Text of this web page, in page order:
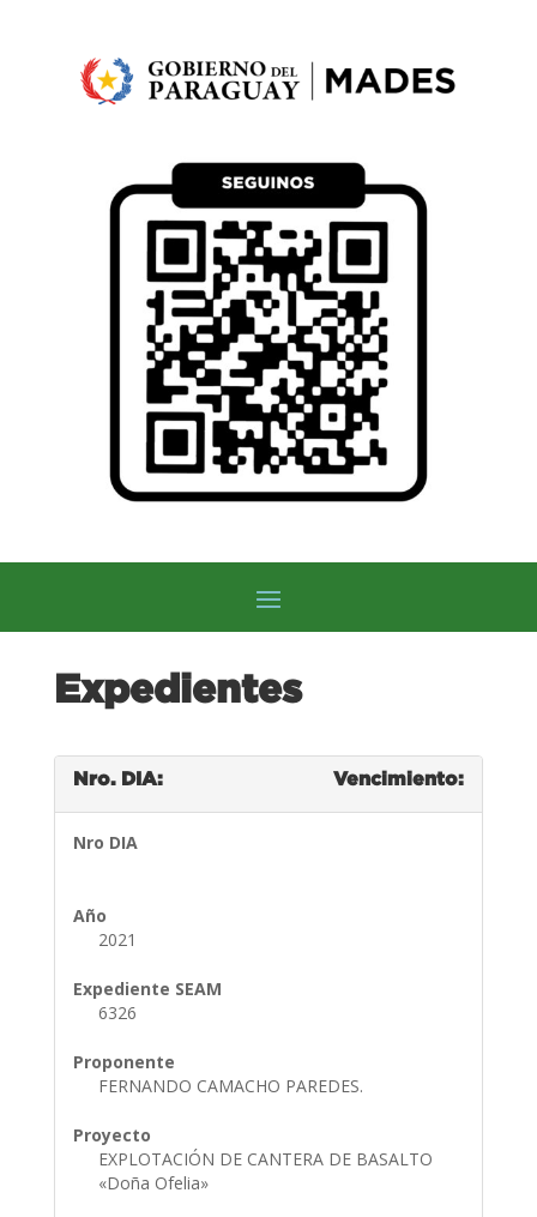
Expedientes
Nro. DIA: Vencimiento:
Nro DIA
Año
2021
Expediente SEAM
6326
Proponente
FERNANDO CAMACHO PAREDES.
Proyecto
EXPLOTACIÓN DE CANTERA DE BASALTO
«Doña Ofelia»